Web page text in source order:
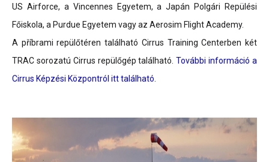
US Airforce, a Vincennes Egyetem, a Japán Polgári Repülési
Főiskola, a Purdue Egyetem vagy az Aerosim Flight Academy.
A příbrami repülőtéren található Cirrus Training Centerben két
TRAC sorozatú Cirrus repülőgép található.További információ a
Cirrus Képzési Központról itt található.